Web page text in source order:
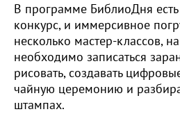
В программе БиблиоДня
конкурс, и иммерсивное
несколько мастер-классов,
необходимо записаться
рисовать, создавать
чайную церемонию и
штампах.